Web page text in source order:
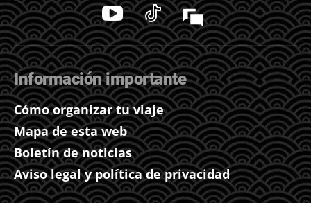
Información importante
Cómo organizar tu viaje
Mapa de esta web
Boletín de noticias
Aviso legal y política de privacidad